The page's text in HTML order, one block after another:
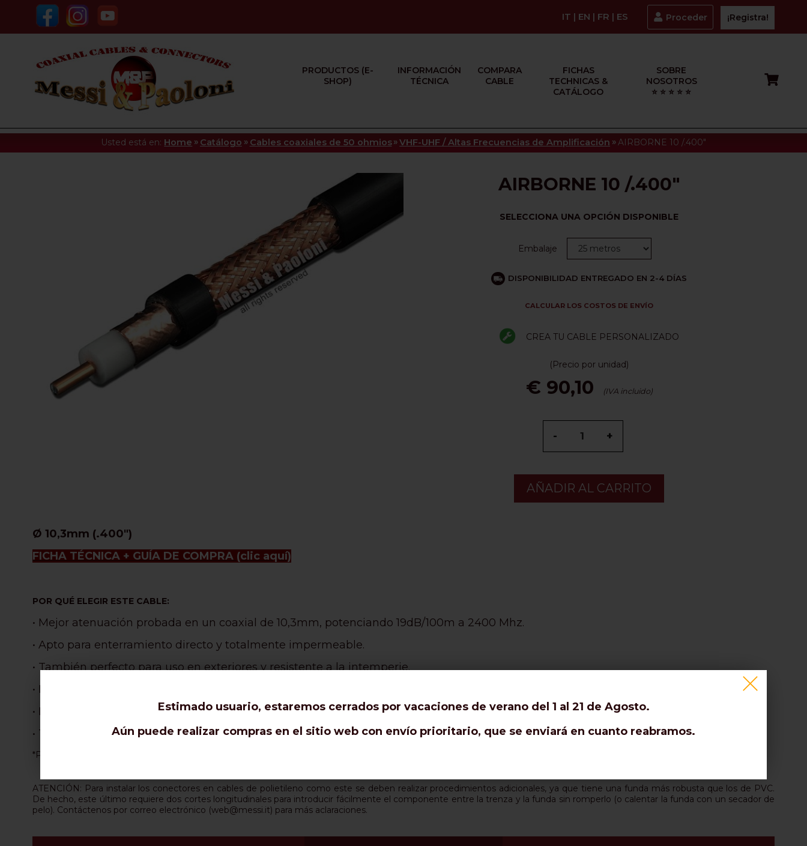
IT | EN | FR | ES Proceder ¡Registra!
PRODUCTOS (E-
SHOP)
INFORMACIÓN
TÉCNICA
COMPARA
CABLE
FICHAS
TECHNICAS &
CATÁLOGO
SOBRE
NOSOTROS
⭐ ⭐ ⭐ ⭐ ⭐
Usted está en: Home » Catálogo » Cables coaxiales de 50 ohmios»VHF-UHF / Altas Frecuencias de Amplificación »AIRBORNE 10 /.400"
AIRBORNE 10 /.400"
SELECCIONA UNA OPCIÓN DISPONIBLE
Embalaje
DISPONIBILIDAD ENTREGADO EN 2-4 DÍAS
CALCULAR LOS COSTOS DE ENVÍO
CREA TU CABLE PERSONALIZADO
(Precio por unidad)
€ 90,10 (IVA incluido)
- +
AÑADIR AL CARRITO
Ø 10,3mm (.400")
FICHA TÉCNICA + GUÍA DE COMPRA (clic aquí)
POR QUÉ ELEGIR ESTE CABLE:
• Mejor atenuación probada en un coaxial de 10,3mm, potenciando 19dB/100m a 2400 Mhz.
• Apto para enterramiento directo y totalmente impermeable.
• También perfecto para uso en exteriores y resistente a la intemperie.
• Robustez y resistencia superlativas gracias a la funda antidesgarro de PE.
• Increíble ligereza: 45% más ligero que el cable medio de 10,3 mm.
• Trenza súper gruesa de 192 hilos que conduce a una reducción drástica del ruido de fondo.
*Para curvas muy cerradas y antenas de rotor, elija ULTRAFLEX 10 o HYPERFLEX 10.
ATENCIÓN: Para instalar los conectores en cables de polietileno como este se deben realizar procedimientos adicionales, ya que tiene una funda más robusta que los de PVC.
De hecho, este último requiere dos cortes longitudinales para introducir fácilmente el componente entre la trenza y la funda sin romperlo (o calentar la funda con un secador de
pelo). Contáctenos por correo electrónico (web@messi.it) para más aclaraciones.
Estimado usuario, estaremos cerrados por vacaciones de verano del 1 al 21 de Agosto.
Aún puede realizar compras en el sitio web con envío prioritario, que se enviará en cuanto reabramos.